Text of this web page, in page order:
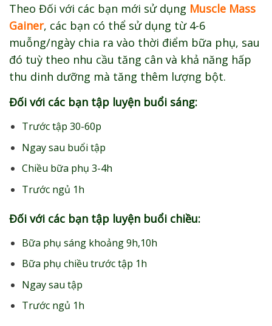
Theo Đối với các bạn mới sử dụng Muscle Mass
Gainer, các bạn có thể sử dụng từ 4-6
muỗng/ngày chia ra vào thời điểm bữa phụ, sau
đó tuỳ theo nhu cầu tăng cân và khả năng hấp
thu dinh dưỡng mà tăng thêm lượng bột.
Đối với các bạn tập luyện buổi sáng:
Trước tập 30-60p
Ngay sau buổi tập
Chiều bữa phụ 3-4h
Trước ngủ 1h
Đối với các bạn tập luyện buổi chiều:
Bữa phụ sáng khoảng 9h,10h
Bữa phụ chiều trước tập 1h
Ngay sau tập
Trước ngủ 1h